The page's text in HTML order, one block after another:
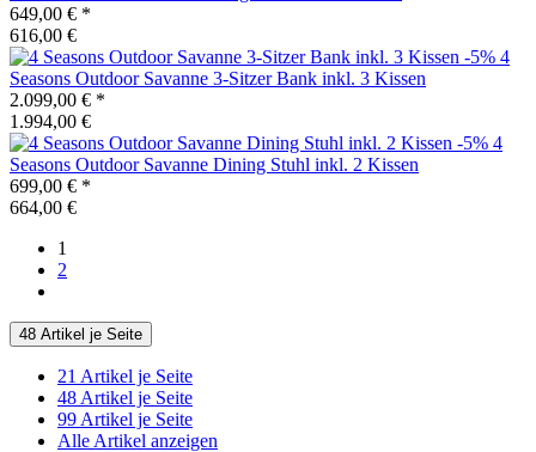
649,00 € *
616,00 €
-5% 4
Seasons OutdoorSavanne 3-Sitzer Bank inkl. 3 Kissen
2.099,00 € *
1.994,00 €
-5% 4
Seasons OutdoorSavanne Dining Stuhl inkl. 2 Kissen
699,00 € *
664,00 €
1
2
48 Artikel je Seite
21 Artikel je Seite
48 Artikel je Seite
99 Artikel je Seite
Alle Artikel anzeigen